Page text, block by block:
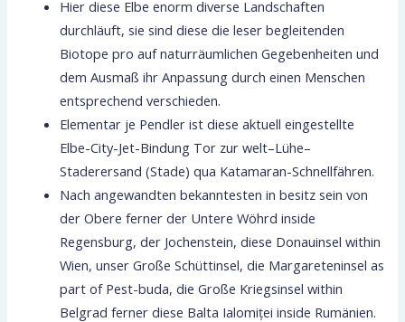
Hier diese Elbe enorm diverse Landschaften
durchläuft, sie sind diese die leser begleitenden
Biotope pro auf naturräumlichen Gegebenheiten und
dem Ausmaß ihr Anpassung durch einen Menschen
entsprechend verschieden.
Elementar je Pendler ist diese aktuell eingestellte
Elbe-City-Jet-Bindung Tor zur welt–Lühe–
Staderersand (Stade) qua Katamaran-Schnellfähren.
Nach angewandten bekanntesten in besitz sein von
der Obere ferner der Untere Wöhrd inside
Regensburg, der Jochenstein, diese Donauinsel within
Wien, unser Große Schüttinsel, die Margareteninsel as
part of Pest-buda, die Große Kriegsinsel within
Belgrad ferner diese Balta Ialomiței inside Rumänien.